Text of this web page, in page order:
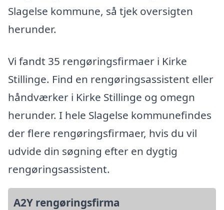
Slagelse kommune, så tjek oversigten
herunder.
Vi fandt 35 rengøringsfirmaer i Kirke
Stillinge. Find en rengøringsassistent eller
håndværker i Kirke Stillinge og omegn
herunder. I hele Slagelse kommunefindes
der flere rengøringsfirmaer, hvis du vil
udvide din søgning efter en dygtig
rengøringsassistent.
A2Y rengøringsfirma